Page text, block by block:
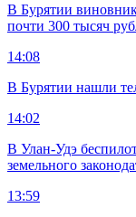
В Бурятии
почти 300 тысяч
14:08
В Бурятии нашли
14:02
В Улан-Удэ
земельного
13:59